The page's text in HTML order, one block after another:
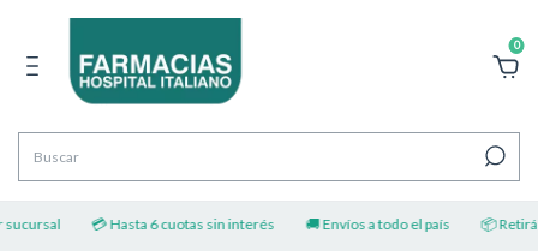
0
💳 Hasta 6 cuotas sin interés 🚚 Envíos a todo el país 📦